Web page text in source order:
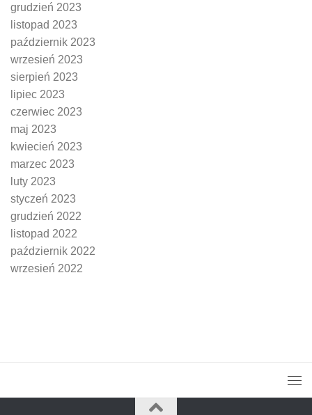
grudzień 2023
listopad 2023
październik 2023
wrzesień 2023
sierpień 2023
lipiec 2023
czerwiec 2023
maj 2023
kwiecień 2023
marzec 2023
luty 2023
styczeń 2023
grudzień 2022
listopad 2022
październik 2022
wrzesień 2022